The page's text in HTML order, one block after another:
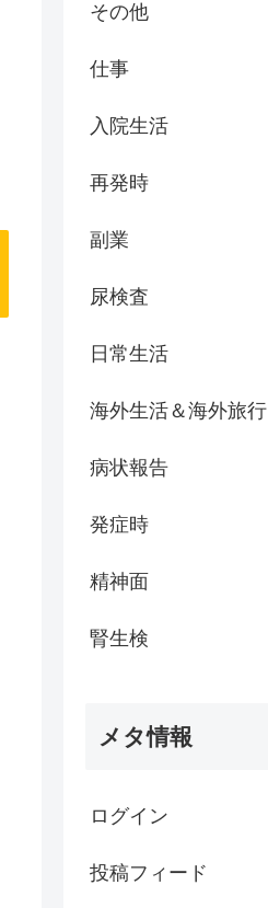
その他
仕事
入院生活
再発時
副業
尿検査
日常生活
海外生活＆海外旅行
病状報告
発症時
精神面
腎生検
メタ情報
ログイン
投稿フィード